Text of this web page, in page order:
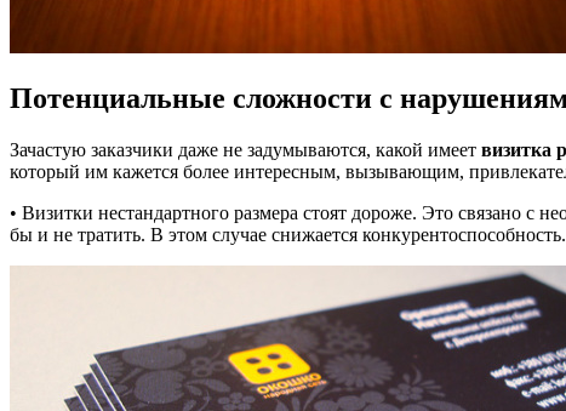
Потенциальные сложности с
Зачастую заказчики даже не задумываются, какой имеет визитка
который им кажется более интересным, вызывающим,
• Визитки нестандартного размера стоят дороже. Это связано с
бы и не тратить. В этом случае снижается конкурентоспособность.